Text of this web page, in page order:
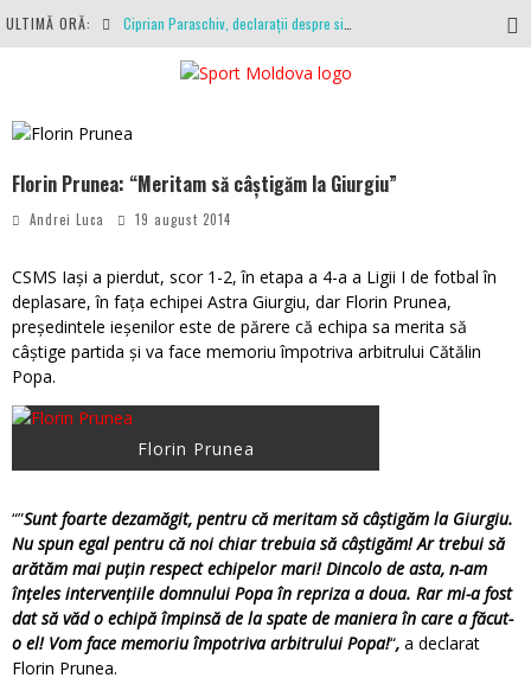
ULTIMĂ ORĂ:
Antrenamente la peste 30 de grade Celsius. Mircea Rednic își pregătește fotbaliștii pentru calvarul de duminică
Florin Prunea: “Meritam să câștigăm la Giurgiu”
Andrei Luca 19 august 2014
CSMS Iași a pierdut, scor 1-2, în etapa a 4-a a Ligii I de fotbal în
deplasare, în fața echipei Astra Giurgiu, dar Florin Prunea,
președintele ieșenilor este de părere că echipa sa merita să
câștige partida și va face memoriu împotriva arbitrului Cătălin
Popa.
Florin Prunea
“”Sunt foarte dezamăgit, pentru că meritam să câştigăm la Giurgiu.
Nu spun egal pentru că noi chiar trebuia să câştigăm! Ar trebui să
arătăm mai puţin respect echipelor mari! Dincolo de asta, n-am
înţeles intervenţiile domnului Popa în repriza a doua. Rar mi-a fost
dat să văd o echipă împinsă de la spate de maniera în care a făcut-
o el! Vom face memoriu împotriva arbitrului Popa!“, a declarat
Florin Prunea.